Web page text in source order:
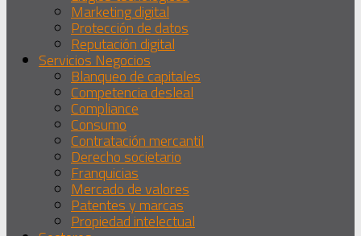
Marketing digital
Protección de datos
Reputación digital
Servicios Negocios
Blanqueo de capitales
Competencia desleal
Compliance
Consumo
Contratación mercantil
Derecho societario
Franquicias
Mercado de valores
Patentes y marcas
Propiedad intelectual